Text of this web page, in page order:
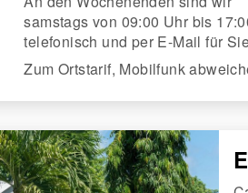
samstags von 09:00 Uhr bis
telefonisch und per E-Mail für
Zum Ortstarif, Mobilfunk